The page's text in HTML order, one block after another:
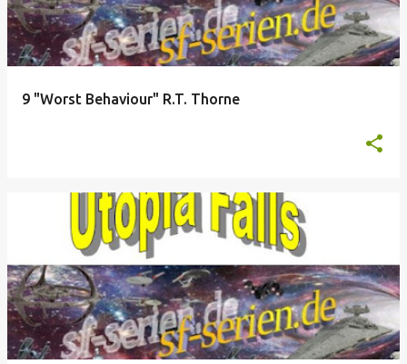
9 "Worst Behaviour" R.T. Thorne